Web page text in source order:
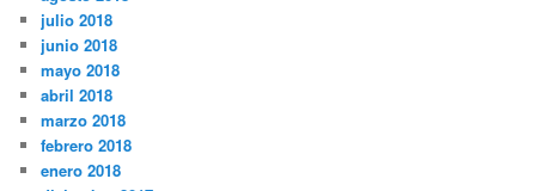
julio 2018
junio 2018
mayo 2018
abril 2018
marzo 2018
febrero 2018
enero 2018